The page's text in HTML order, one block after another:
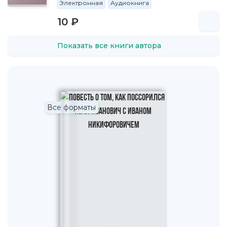
прочитаны Пушкину, вызвав у него и одобрение и
знакомится с А. Мицкевичем. Затем переезжает в Рим.
Здесь в феврале 1837 г., в разгар работы над "Мертвыми
завещание" поэта.
В декабре 1838 года в Рим приехал Жуковский,
сопровождавший наследника (Александра II). Гоголь был
Электронная Аудиокнига
10 ₽
Показать все книги автора
Все форматы